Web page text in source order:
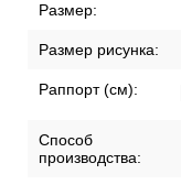
Размер:
Размер рисунка:
Раппорт (см):
Способ
производства: